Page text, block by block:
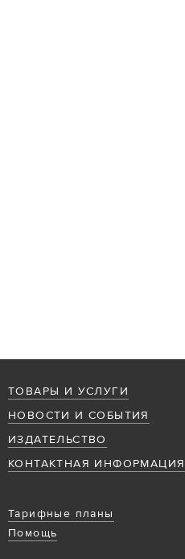
ТОВАРЫ И УСЛУГИ
НОВОСТИ И СОБЫТИЯ
ИЗДАТЕЛЬСТВО
КОНТАКТНАЯ ИНФОРМАЦИЯ
Тарифные планы
Помощь